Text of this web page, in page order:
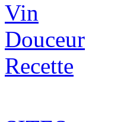
Vin
Douceur
Recette